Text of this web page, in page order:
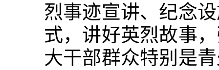
烈事迹宣讲、纪念
式，讲好英烈故事
大干部群众特别是